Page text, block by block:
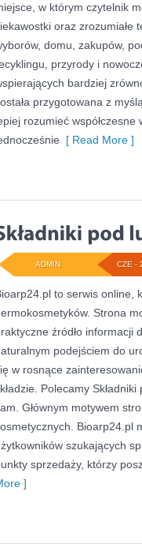
w którym czytelnik
oraz zrozumiałe
domu, zakupów,
przyrody i
bardziej
przygotowana z
rozumieć
[ Read More ]
CZE -
ADMIN
to serwis online,
Strona
źródło informacji
podejściem do
w rosnące
Polecamy
Głównym motywem
Bioarp24.pl
szukających
sprzedaży, którzy
]